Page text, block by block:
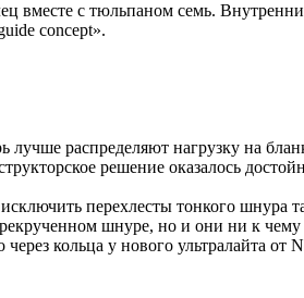
вместе с тюльпаном семь.
concept».
распределяют нагрузку на
решение оказалось
перехлесты тонкого шнура
шнуре, но и они ни к
кольца у нового ультралайта от